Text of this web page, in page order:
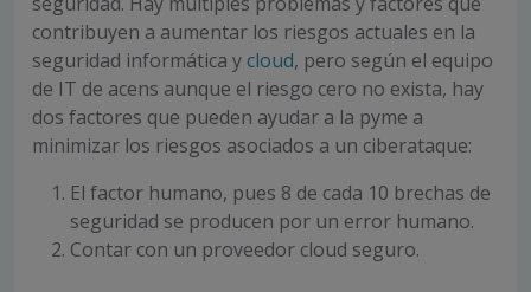
contribuyen a aumentar los riesgos actuales en la
seguridad informática ycloud, pero según el equipo
de IT de acens aunque el riesgo cero no exista, hay
dos factores que pueden ayudar a la pyme a
minimizar los riesgos asociados a un ciberataque:
El factor humano, pues 8 de cada 10 brechas de
seguridad se producen por un error humano.
Contar con un proveedor cloud seguro.